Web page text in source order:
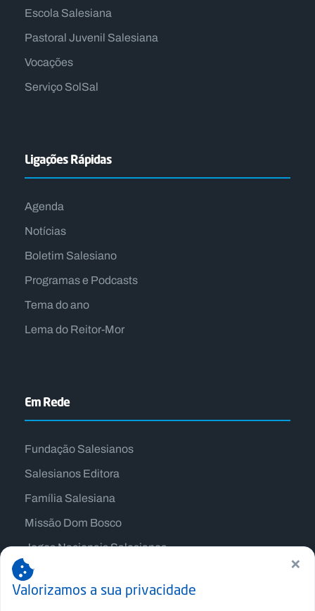
Escola Salesiana
Pastoral Juvenil Salesiana
Vocações
Serviço SolSal
Ligações Rápidas
Agenda
Notícias
Boletim Salesiano
Programas e Podcasts
Tema do ano
Lema do Reitor-Mor
Em Rede
Fundação Salesianos
Salesianos Editora
Família Salesiana
Missão Dom Bosco
Jogos Nacionais Salesianos
×
Valorizamos a sua privacidade